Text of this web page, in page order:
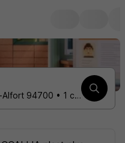
éducateur spécialisé • Maisons-Alfort 94700 • 1 contrat